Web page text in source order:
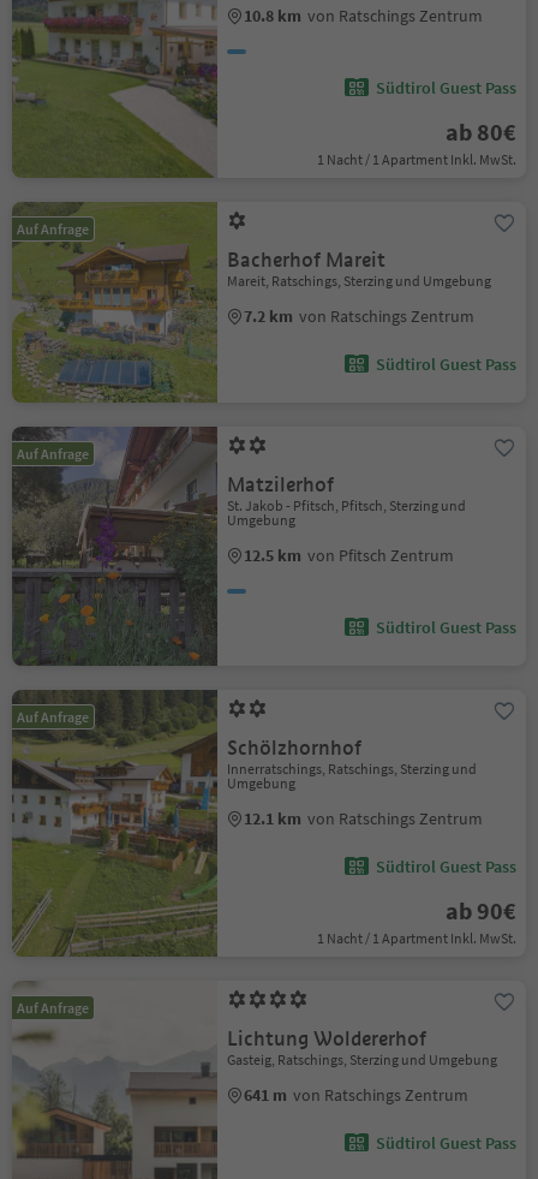
10.8 km von Ratschings Zentrum
Südtirol Guest Pass
ab 80€
1 Nacht / 1 Apartment Inkl. MwSt.
Auf Anfrage
Bacherhof Mareit
Mareit, Ratschings, Sterzing und Umgebung
7.2 km von Ratschings Zentrum
Südtirol Guest Pass
Auf Anfrage
Matzilerhof
St. Jakob - Pfitsch, Pfitsch, Sterzing und
Umgebung
12.5 km von Pfitsch Zentrum
Südtirol Guest Pass
Auf Anfrage
Schölzhornhof
Innerratschings, Ratschings, Sterzing und
Umgebung
12.1 km von Ratschings Zentrum
Südtirol Guest Pass
ab 90€
1 Nacht / 1 Apartment Inkl. MwSt.
Auf Anfrage
Lichtung Woldererhof
Gasteig, Ratschings, Sterzing und Umgebung
641 m von Ratschings Zentrum
Südtirol Guest Pass